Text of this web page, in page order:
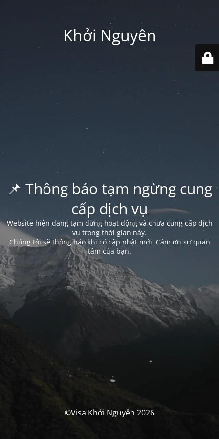
Khởi Nguyên
📌 Thông báo tạm ngừng cung
cấp dịch vụ
Website hiện đang tạm dừng hoạt động và chưa cung cấp dịch
vụ trong thời gian này.
Chúng tôi sẽ thông báo khi có cập nhật mới. Cảm ơn sự quan
tâm của bạn.
©Visa Khởi Nguyên 2026